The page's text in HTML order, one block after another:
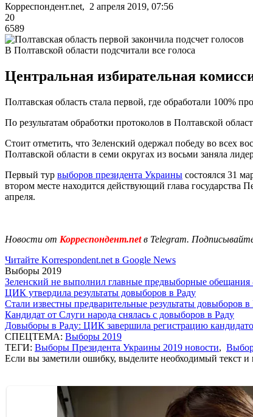
Корреспондент.net, 2 апреля 2019, 07:56
20
6589
В Полтавской области подсчитали все голоса
Центральная избирательная
Полтавская область стала первой, где обработали 100%
По результатам обработки протоколов в Полтавской
Стоит отметить, что Зеленский одержал победу во всех
Полтавской области в семи округах из восьми заняла
Первый тур выборов президента Украины состоялся 31
втором месте находится действующий глава
апреля.
Новости от Корреспондент.netв Telegram.
Читайте Korrespondent.net в Google News
Выборы 2019
Зеленский не выполнил главные предвыборные
ЦИК утвердила результаты довыборов в Раду
Стали известны предварительные результаты довыборов в
Кандидат от Слуги народа снялась с довыборов в Раду
Довыборы в Раду: ЦИК завершила регистрацию
СПЕЦТЕМА: Выборы 2019
ТЕГИ: Выборы Президента Украины 2019 новости,
Если вы заметили ошибку, выделите необходимый текст